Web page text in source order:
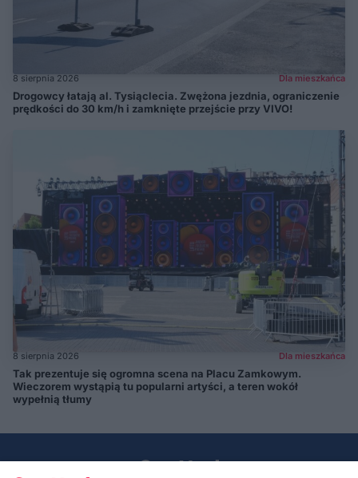
8 sierpnia 2026 Dla mieszkańca
Drogowcy łatają al. Tysiąclecia. Zwężona jezdnia, ograniczenie
prędkości do 30 km/h i zamknięte przejście przy VIVO!
8 sierpnia 2026 Dla mieszkańca
Tak prezentuje się ogromna scena na Placu Zamkowym.
Wieczorem wystąpią tu popularni artyści, a teren wokół
wypełnią tłumy